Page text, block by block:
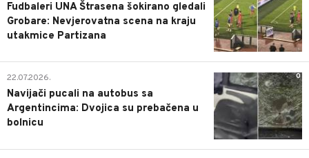
Fudbaleri UNA Štrasena šokirano gledali
Grobare: Nevjerovatna scena na kraju
utakmice Partizana
0
22.07.2026.
Navijači pucali na autobus sa
Argentincima: Dvojica su prebačena u
bolnicu